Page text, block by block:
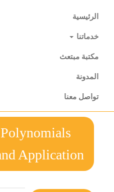
الرئيسية
خدماتنا
مكتبة مبتعث
المدونة
تواصل معنا
Application